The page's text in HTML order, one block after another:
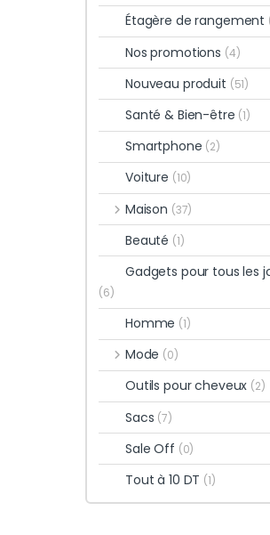
Étagère de rangement
Nos promotions (4)
Nouveau produit (51)
Santé & Bien-être (1)
Smartphone (2)
Voiture (10)
Maison (37)
Beauté (1)
Gadgets pour tous les
(6)
Homme (1)
Mode (0)
Outils pour cheveux (2)
Sacs (7)
Sale Off (0)
Tout à 10 DT (1)